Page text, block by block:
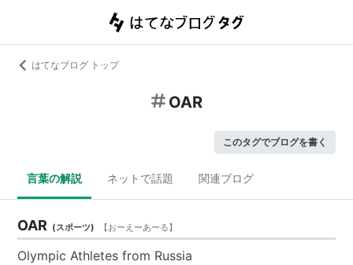
はてなブログ トップ
OAR
このタグでブログを書く
言葉の解説 ネットで話題 関連ブログ
OAR (スポーツ) 【おーえーあーる】
Olympic Athletes from Russia